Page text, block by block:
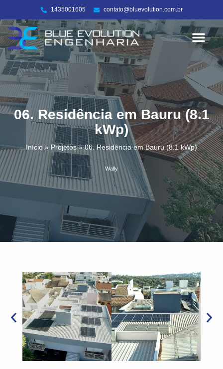
1435001605 contato@bluevolution.com.br
06. Residência em Bauru (8.1
kWp)
Início » Projetos»06. Residência em Bauru (8.1 kWp)
Wally